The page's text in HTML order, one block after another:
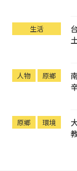
生活
人物 原鄉
原鄉 環境